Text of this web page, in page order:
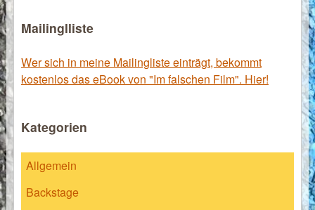
Mailinglliste
Wer sich in meine Mailingliste einträgt, bekommt
kostenlos das eBook von "Im falschen Film". Hier!
Kategorien
Allgemein
Backstage